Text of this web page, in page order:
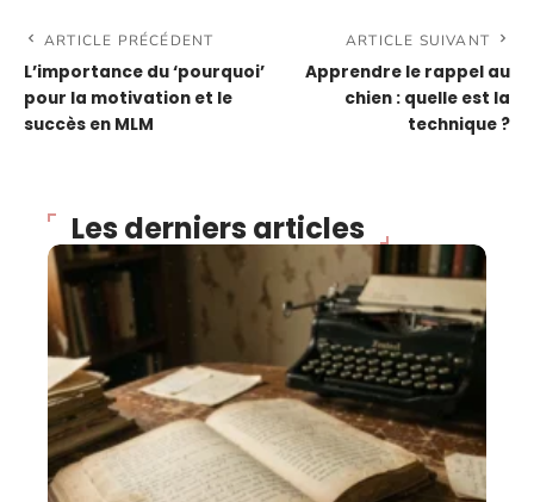
ARTICLE PRÉCÉDENT
L’importance du ‘pourquoi’
pour la motivation et le
succès en MLM
ARTICLE SUIVANT
Apprendre le rappel au
chien : quelle est la
technique ?
Les derniers articles